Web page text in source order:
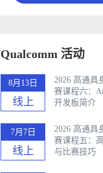
Qualcomm 活动
8月13日
线上
2026 高通具
赛课程六：
开发板简介
7月7日
线上
2026 高通具
赛课程五：
与比赛技巧